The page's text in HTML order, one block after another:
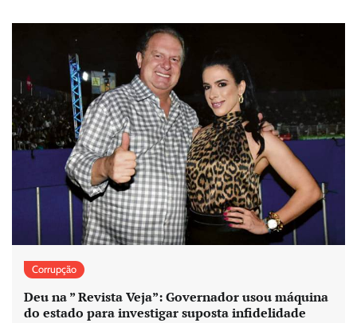
Corrupção
Deu na ” Revista Veja”: Governador usou máquina
do estado para investigar suposta infidelidade